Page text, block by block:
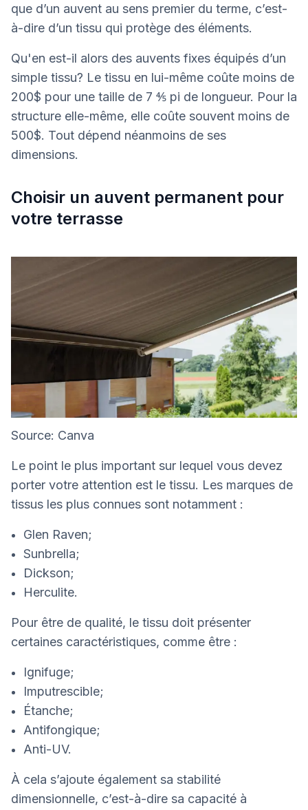
que d’un auvent au sens premier du terme, c’est-
à-dire d’un tissu qui protège des éléments.
Qu'en est-il alors des auvents fixes équipés d’un
simple tissu? Le tissu en lui-même coûte moins de
200$ pour une taille de 7 ⅘ pi de longueur. Pour la
structure elle-même, elle coûte souvent moins de
500$. Tout dépend néanmoins de ses
dimensions.
Choisir un auvent permanent pour
votre terrasse
Source: Canva
Le point le plus important sur lequel vous devez
porter votre attention est le tissu. Les marques de
tissus les plus connues sont notamment :
Glen Raven;
Sunbrella;
Dickson;
Herculite.
Pour être de qualité, le tissu doit présenter
certaines caractéristiques, comme être :
Ignifuge;
Imputrescible;
Étanche;
Antifongique;
Anti-UV.
À cela s’ajoute également sa stabilité
dimensionnelle, c’est-à-dire sa capacité à